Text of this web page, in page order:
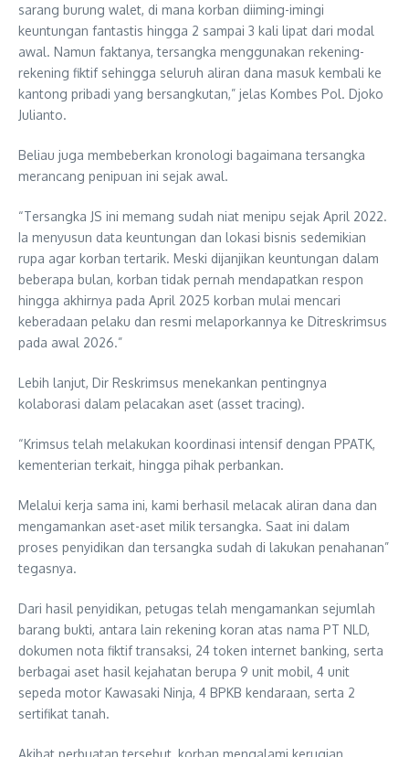
sarang burung walet, di mana korban diiming-imingi
keuntungan fantastis hingga 2 sampai 3 kali lipat dari modal
awal. Namun faktanya, tersangka menggunakan rekening-
rekening fiktif sehingga seluruh aliran dana masuk kembali ke
kantong pribadi yang bersangkutan,” jelas Kombes Pol. Djoko
Julianto.
Beliau juga membeberkan kronologi bagaimana tersangka
merancang penipuan ini sejak awal.
“Tersangka JS ini memang sudah niat menipu sejak April 2022.
Ia menyusun data keuntungan dan lokasi bisnis sedemikian
rupa agar korban tertarik. Meski dijanjikan keuntungan dalam
beberapa bulan, korban tidak pernah mendapatkan respon
hingga akhirnya pada April 2025 korban mulai mencari
keberadaan pelaku dan resmi melaporkannya ke Ditreskrimsus
pada awal 2026.”
Lebih lanjut, Dir Reskrimsus menekankan pentingnya
kolaborasi dalam pelacakan aset (asset tracing).
“Krimsus telah melakukan koordinasi intensif dengan PPATK,
kementerian terkait, hingga pihak perbankan.
Melalui kerja sama ini, kami berhasil melacak aliran dana dan
mengamankan aset-aset milik tersangka. Saat ini dalam
proses penyidikan dan tersangka sudah di lakukan penahanan”
tegasnya.
Dari hasil penyidikan, petugas telah mengamankan sejumlah
barang bukti, antara lain rekening koran atas nama PT NLD,
dokumen nota fiktif transaksi, 24 token internet banking, serta
berbagai aset hasil kejahatan berupa 9 unit mobil, 4 unit
sepeda motor Kawasaki Ninja, 4 BPKB kendaraan, serta 2
sertifikat tanah.
Akibat perbuatan tersebut, korban mengalami kerugian